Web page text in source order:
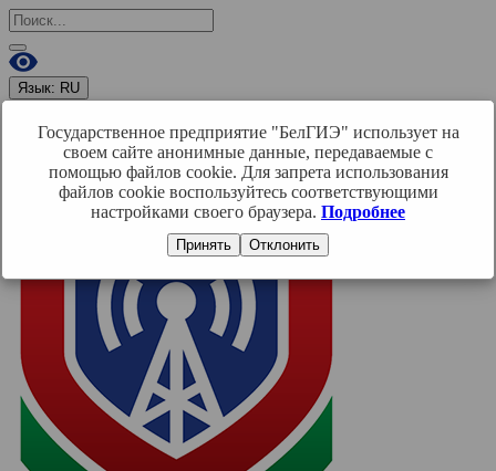
Язык: RU
Государственное предприятие "БелГИЭ" использует на
своем сайте анонимные данные, передаваемые с
помощью файлов cookie. Для запрета использования
файлов cookie воспользуйтесь соответствующими
настройками своего браузера. Подробнее
Принять Отклонить